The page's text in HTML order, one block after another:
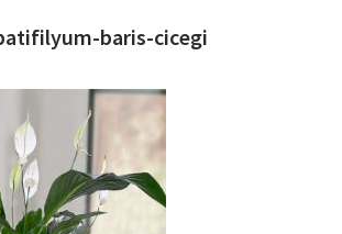
baris-cicegi